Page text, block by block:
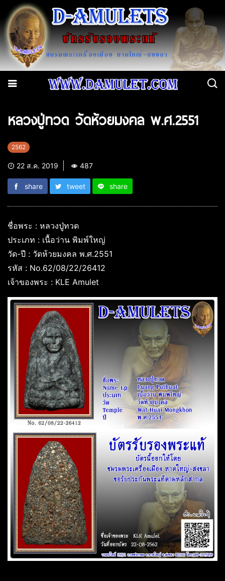
หลวงปู่ทวด วัดห้วยมงคล พ.ศ.2551
2562
22 ส.ค. 2019 487
share tweet share
ชื่อพระ : หลวงปู่ทวด
ประเภท : เนื้อว่าน พิมพ์ใหญ่
วัด-ปี : วัดห้วยมงคล พ.ศ.2551
รหัส : No.62/08/22/26412
เจ้าของพระ : KLE Amulet